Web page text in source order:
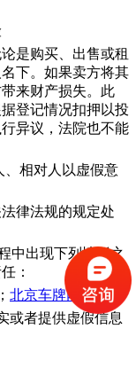
是购买、出售或租
下。如果卖方将其
来财产损失。此
登记情况扣押以投
异议，法院也不能
、相对人以虚假意
律法规的规定处
中出现下列情形之
：
北京车牌网
或者提供虚假信息